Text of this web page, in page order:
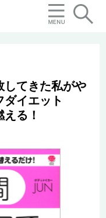
てきた私がや
イエット
る！